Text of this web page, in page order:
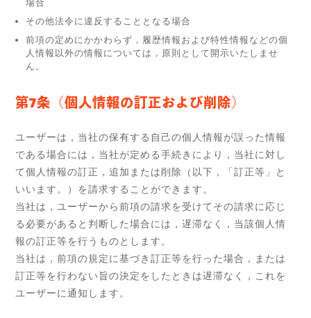
その他法令に違反することとなる場合
前項の定めにかかわらず，履歴情報および特性情報などの個
人情報以外の情報については，原則として開示いたしませ
ん。
第7条（個人情報の訂正および削除）
ユーザーは，当社の保有する自己の個人情報が誤った情報
である場合には，当社が定める手続きにより，当社に対し
て個人情報の訂正，追加または削除（以下，「訂正等」と
いいます。）を請求することができます。
当社は，ユーザーから前項の請求を受けてその請求に応じ
る必要があると判断した場合には，遅滞なく，当該個人情
報の訂正等を行うものとします。
当社は，前項の規定に基づき訂正等を行った場合，または
訂正等を行わない旨の決定をしたときは遅滞なく，これを
ユーザーに通知します。